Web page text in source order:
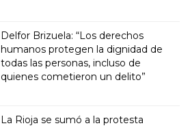
Delfor Brizuela: “Los derechos
humanos protegen la dignidad de
todas las personas, incluso de
quienes cometieron un delito”
La Rioja se sumó a la protesta